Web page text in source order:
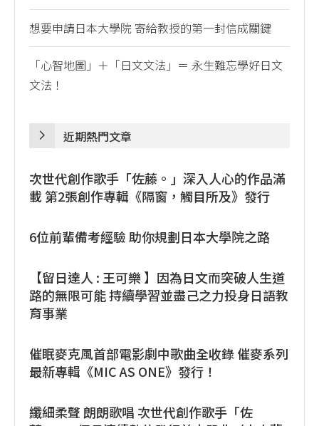
想要申請日本大學院 寄給教授的第一封信成關鍵
「心智地圖」＋「日文文法」＝ 永生難忘學好日文
文法！
近期熱門文章
次世代創作歌手「佐藤。」深入人心的作品滿
載 第2張創作專輯《隔窗，觸目所及》發行
6位前輩備考經驗 助你規劃日本大學院之路
【留日達人 : 王可樂 】因為日文而突破人生道
路的無限可能 持續學習並盡己之力投身日語教
育事業
催眠麥克風首部電影劇中歌曲全收錄 催麥系列
最新專輯《MIC AS ONE》發行！
纖細柔聲 朗朗歌唱 次世代創作歌手「佐